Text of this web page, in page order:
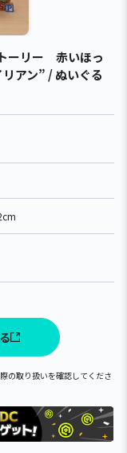
ーリー 赤いほっ
アン” / ぬいぐる
の取り扱いを確認してくださ